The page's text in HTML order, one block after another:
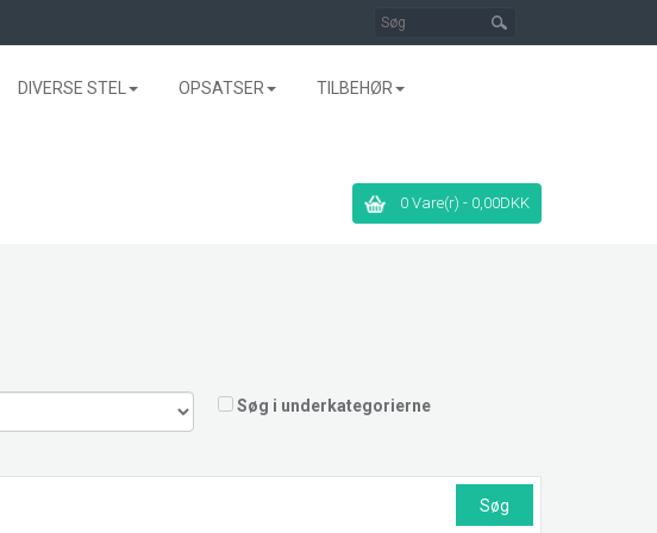
DIVERSE STEL OPSATSER TILBEHØR
0 Vare(r) - 0,00DKK
Søg i underkategorierne